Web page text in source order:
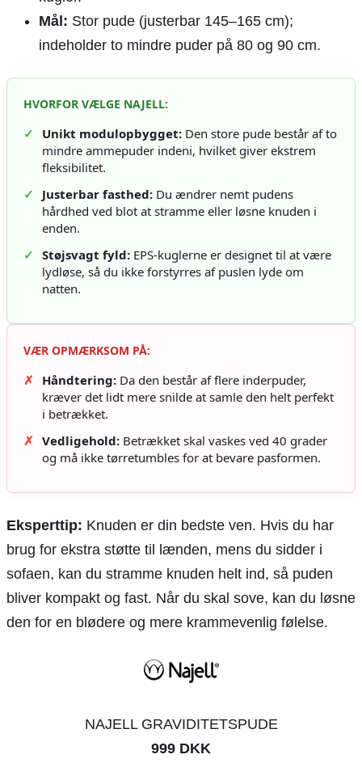
Mål: Stor pude (justerbar 145–165 cm);
indeholder to mindre puder på 80 og 90 cm.
HVORFOR VÆLGE NAJELL:
✓ Unikt modulopbygget: Den store pude består af to
mindre ammepuder indeni, hvilket giver ekstrem
fleksibilitet.
✓
Justerbar fasthed: Du ændrer nemt pudens
hårdhed ved blot at stramme eller løsne knuden i
enden.
✓ Støjsvagt fyld: EPS-kuglerne er designet til at være
lydløse, så du ikke forstyrres af puslen lyde om
natten.
VÆR OPMÆRKSOM PÅ:
✗ Håndtering: Da den består af flere inderpuder,
kræver det lidt mere snilde at samle den helt perfekt
i betrækket.
✗ Vedligehold: Betrækket skal vaskes ved 40 grader
og må ikke tørretumbles for at bevare pasformen.
Eksperttip: Knuden er din bedste ven. Hvis du har
brug for ekstra støtte til lænden, mens du sidder i
sofaen, kan du stramme knuden helt ind, så puden
bliver kompakt og fast. Når du skal sove, kan du løsne
den for en blødere og mere krammevenlig følelse.
NAJELL GRAVIDITETSPUDE
999 DKK